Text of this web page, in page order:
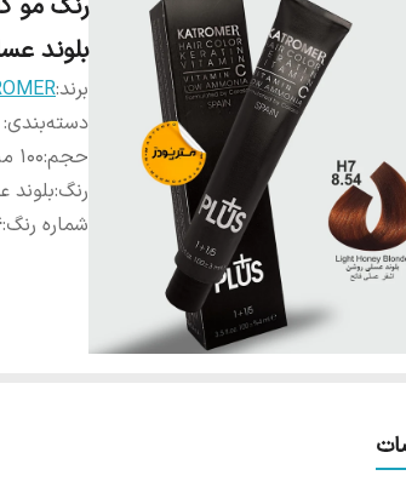
بلوند
برند:
دسته‌بندی:
حجم:100 میل
رنگ:
شماره رنگ: